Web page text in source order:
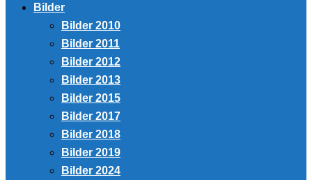
Bilder
Bilder 2010
Bilder 2011
Bilder 2012
Bilder 2013
Bilder 2015
Bilder 2017
Bilder 2018
Bilder 2019
Bilder 2024